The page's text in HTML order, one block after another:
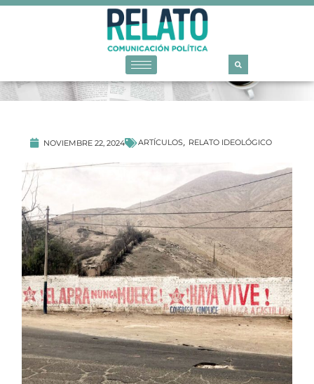
NOVIEMBRE 22, 2024 ARTÍCULOS, RELATO IDEOLÓGICO